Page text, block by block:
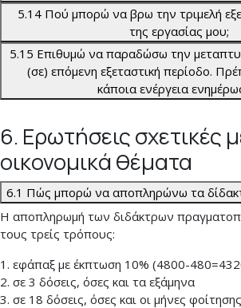
5.14 Πού μπορώ να βρω την τριμελή
της εργασίας μου;
5.15 Επιθυμώ να παραδώσω την
(σε) επόμενη εξεταστική περίοδο.
κάποια ενέργεια
6. Ερωτήσεις σχετικές
οικονομικά θέματα
6.1 Πώς μπορώ να αποπληρώνω τα
Η αποπληρωμή των διδάκτρων
τους τρείς τρόπους:
1. εφάπαξ με έκπτωση 10% (4800-
2. σε 3 δόσεις, όσες και τα εξάμηνα
3. σε 18 δόσεις, όσες και οι μήνες φοίτησης